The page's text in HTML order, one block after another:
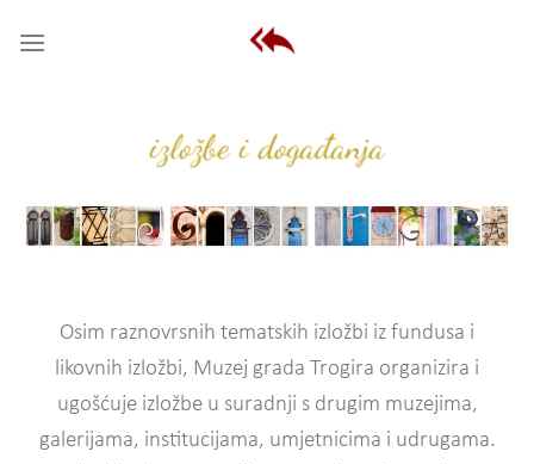
izložbe i događanja
Osim raznovrsnih tematskih izložbi iz fundusa i
likovnih izložbi, Muzej grada Trogira organizira i
ugošćuje izložbe u suradnji s drugim muzejima,
galerijama, institucijama, umjetnicima i udrugama.